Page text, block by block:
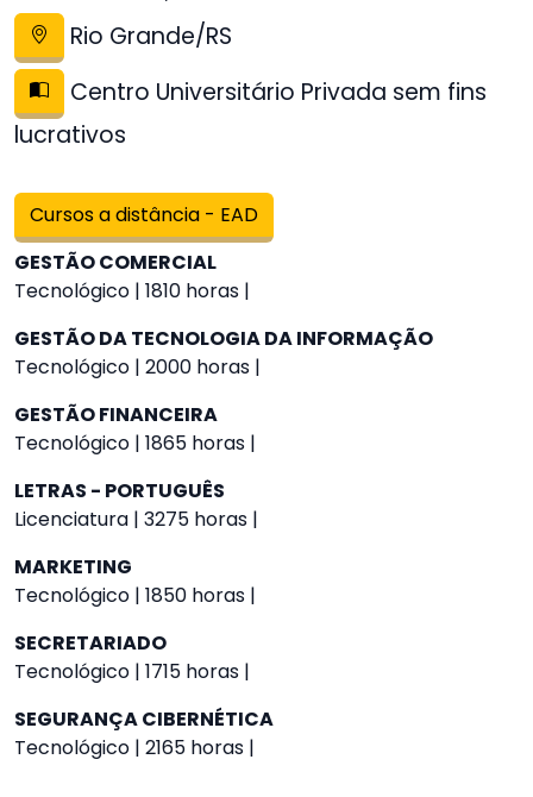
Rio Grande/RS
Centro Universitário Privada sem fins
lucrativos
Cursos a distância - EAD
GESTÃO COMERCIAL
Tecnológico | 1810 horas |
GESTÃO DA TECNOLOGIA DA INFORMAÇÃO
Tecnológico | 2000 horas |
GESTÃO FINANCEIRA
Tecnológico | 1865 horas |
LETRAS - PORTUGUÊS
Licenciatura | 3275 horas |
MARKETING
Tecnológico | 1850 horas |
SECRETARIADO
Tecnológico | 1715 horas |
SEGURANÇA CIBERNÉTICA
Tecnológico | 2165 horas |